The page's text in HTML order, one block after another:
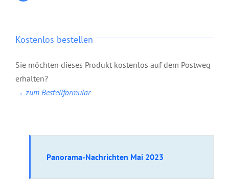
Kostenlos bestellen
Sie möchten dieses Produkt kostenlos auf dem Postweg
erhalten?
→ zum Bestellformular
Panorama-Nachrichten Mai 2023